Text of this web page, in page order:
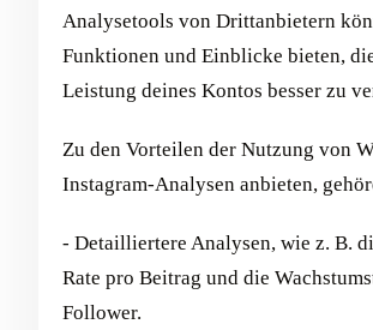
Analysetools von Drittanbietern
Funktionen und Einblicke bieten,
Leistung deines Kontos besser zu
Zu den Vorteilen der Nutzung von
Instagram-Analysen anbieten,
- Detailliertere Analysen, wie z. B.
Rate pro Beitrag und die
Follower.